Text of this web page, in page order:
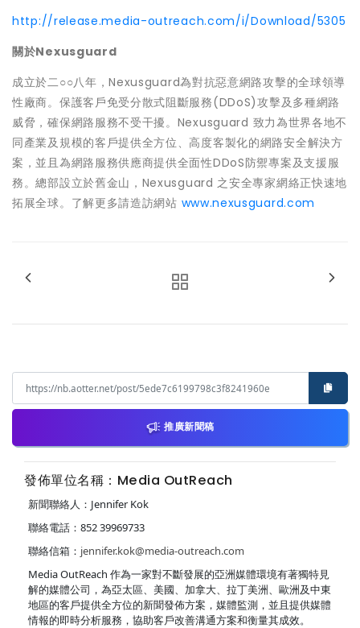
http://release.media-outreach.com/i/Download/5305
關於Nexusguard
成立於二○○八年，Nexusguard為對抗惡意網路攻擊的全球領導
性廠商。保護客戶免受分散式阻斷服務(DDoS)攻擊及多種網路
威脅，確保網路服務不受干擾。Nexusguard 致力為世界各地不
同產業及規模的客戶提供全方位、高度客製化的網路安全解決方
案，並且為網路服務供應商提供全面性DDoS防禦專案及支援服
務。總部設立於舊金山，Nexusguard 之安全專家網絡正快速地
拓展全球。了解更多請造訪網站 www.nexusguard.com
推廣新聞稿
發佈單位名稱：Media OutReach
新聞聯絡人：Jennifer Kok
聯絡電話：852 39969733
聯絡信箱： jennifer.kok@media-outreach.com
Media OutReach 作為一家對不斷發展的亞洲媒體環境有著獨特見
解的媒體公司，為亞太區、美國、加拿大、拉丁美洲、歐洲及中東
地區的客戶提供全方位的新聞發佈方案，媒體監測，並且提供媒體
情報的即時分析服務，協助客戶改善溝通方案和衡量其成效。